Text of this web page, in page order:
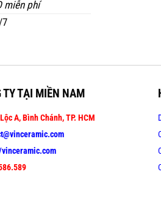
miễn phí
7
TY TẠI MIỀN NAM
A, Bình Chánh, TP. HCM
vinceramic.com